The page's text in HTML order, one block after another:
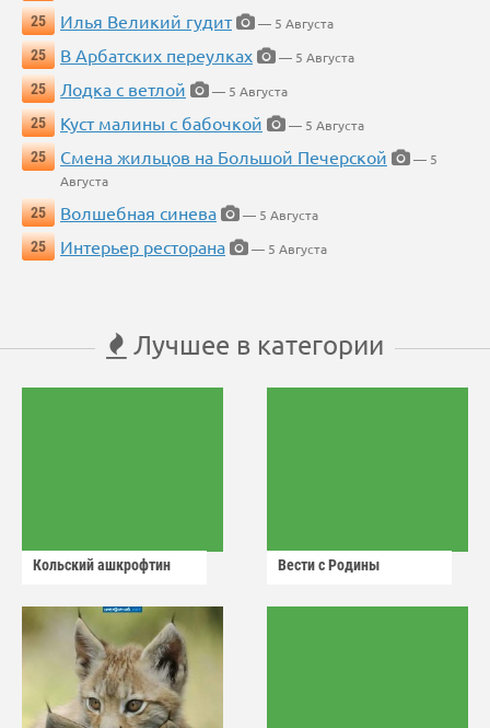
25
Илья Великий гудит
— 5 Августа
25
В Арбатских переулках
— 5 Августа
25
Лодка с ветлой
— 5 Августа
25
Куст малины с бабочкой
— 5 Августа
25
Смена жильцов на Большой Печерской
— 5
Августа
25
Волшебная синева
— 5 Августа
25
Интерьер ресторана — 5 Августа
Лучшее в категории
Кольский ашкрофтин Вести с Родины